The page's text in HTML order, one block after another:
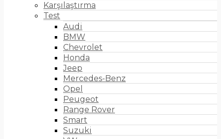
Karşılaştırma
Test
Audi
BMW
Chevrolet
Honda
Jeep
Mercedes-Benz
Opel
Peugeot
Range Rover
Smart
Suzuki